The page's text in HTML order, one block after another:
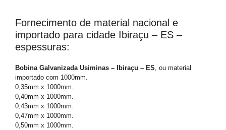
Fornecimento de material nacional e
importado para cidade Ibiraçu – ES –
espessuras:
Bobina Galvanizada Usiminas – Ibiraçu – ES , ou material
importado com 1000mm.
0,35mm x 1000mm.
0,40mm x 1000mm.
0,43mm x 1000mm.
0,47mm x 1000mm.
0,50mm x 1000mm.